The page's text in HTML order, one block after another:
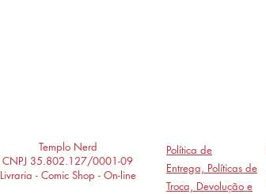
Templo Nerd
CNPJ 35.802.127/0001-09
Livraria - Comic Shop - On-line
Política de
Entrega, Políticas de
Troca, Devolução e